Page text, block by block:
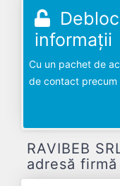
informații
Cu un pachet de
de contact precum
RAVIBEB
adresă firmă